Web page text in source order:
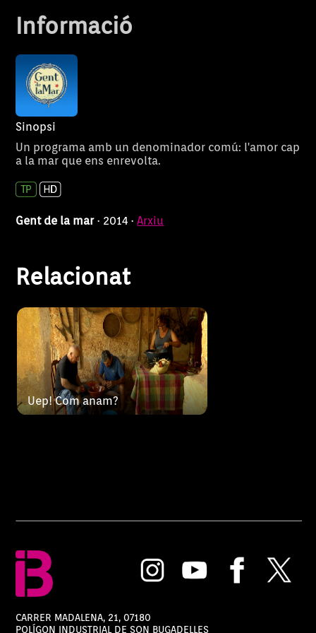
Informació
Sinopsi
Un programa amb un denominador comú: l'amor cap
a la mar que ens enrevolta.
Gent de la mar · 2014 ·Arxiu
Relacionat
Uep! Com anam?
Uep! Com anam?
Uep! Com anam? estrena noves
cares. El nou company de feina
de Toni ‘Ballador’, en Lander ,
l’acompanyarà a fer vinclar
darrera suada a la pagesia.
CARRER MADALENA, 21, 07180
POLÍGON INDUSTRIAL DE SON BUGADELLES